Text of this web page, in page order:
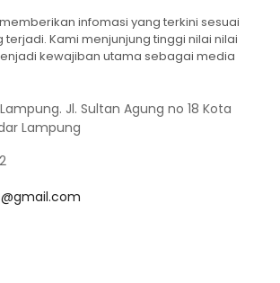
infomasi yang terkini sesuai
Kami menjunjung tinggi nilai nilai
kewajiban utama sebagai media
Jl. Sultan Agung no 18 Kota
Lampung